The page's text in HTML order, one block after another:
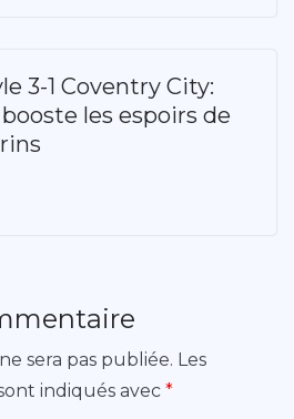
3-1 Coventry City:
les espoirs de
sera pas publiée. Les
indiqués avec *